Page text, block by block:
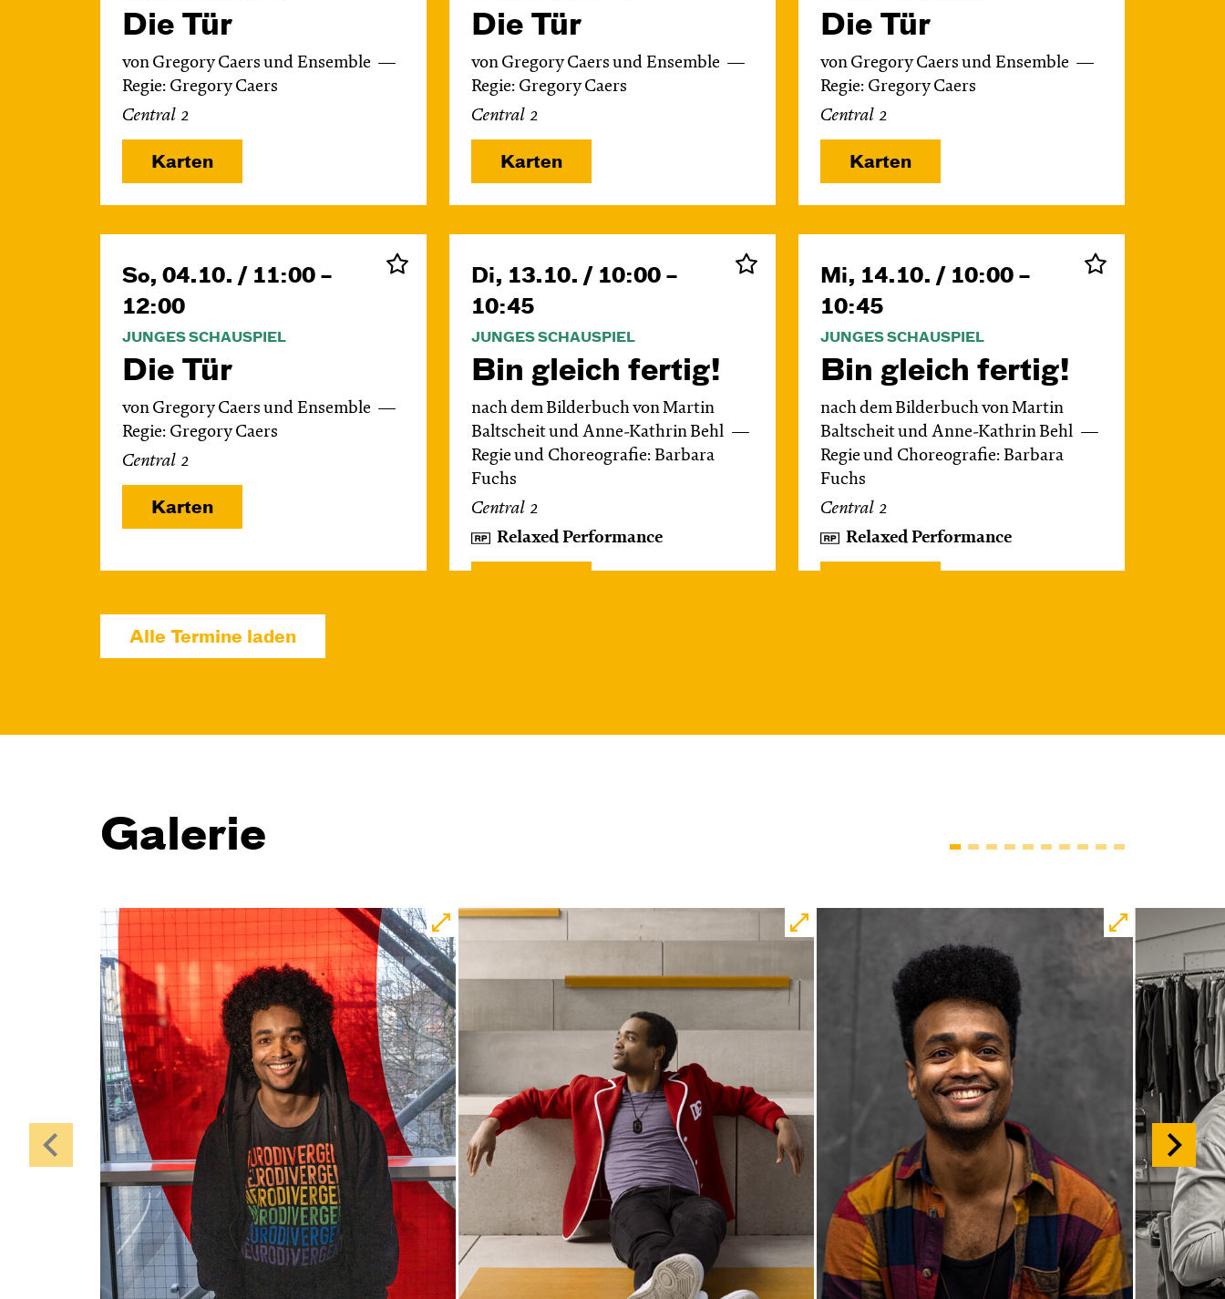
Die Tür
von Gregory Caers und Ensemble
Regie: Gregory Caers
Central 2
Karten
Die Tür
von Gregory Caers und Ensemble
Regie: Gregory Caers
Central 2
Karten
Die Tür
von Gregory Caers und Ensemble
Regie: Gregory Caers
Central 2
Karten
So, 04.10. / 11:00 –
12:00
JUNGES SCHAUSPIEL
Die Tür
von Gregory Caers und Ensemble
Regie: Gregory Caers
Central 2
Karten
Di, 13.10. / 10:00 –
10:45
JUNGES SCHAUSPIEL
Bin gleich fertig!
nach dem Bilderbuch von Martin
Baltscheit und Anne-Kathrin Behl
Regie und Choreografie: Barbara
Fuchs
Central 2
Relaxed Performance
Mi, 14.10. / 10:00 –
10:45
JUNGES SCHAUSPIEL
Bin gleich fertig!
nach dem Bilderbuch von Martin
Baltscheit und Anne-Kathrin Behl
Regie und Choreografie: Barbara
Fuchs
Central 2
Relaxed Performance
11:00
von Marc-Uwe Kling und Astrid Henn
Regie: Philipp Alfons Heitmann,
Central 1
Karten
11:00
Central 1
17:00
von Marc-Uwe Kling und Astrid Henn
Karten
Di, 27.10. / 10:00 –
10:45
JUNGES SCHAUSPIEL
Bin gleich fertig!
nach dem Bilderbuch von Martin
Baltscheit und Anne-Kathrin Behl
Regie und Choreografie: Barbara
Fuchs
Mi, 28.10. / 10:00 –
10:45
JUNGES SCHAUSPIEL
Bin gleich fertig!
nach dem Bilderbuch von Martin
Baltscheit und Anne-Kathrin Behl
Regie und Choreografie: Barbara
So, 01.11. / 16:00 –
17:00
JUNGES SCHAUSPIEL
FAMILIENVORSTELLUNG
Die Tür
von Gregory Caers und Ensemble
Regie: Gregory Caers
Alle Termine laden
Galerie